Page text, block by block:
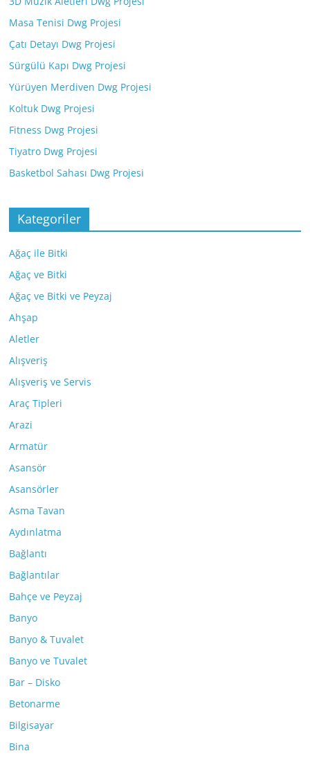
Masa Tenisi Dwg Projesi
Çatı Detayı Dwg Projesi
Sürgülü Kapı Dwg Projesi
Yürüyen Merdiven Dwg Projesi
Koltuk Dwg Projesi
Fitness Dwg Projesi
Tiyatro Dwg Projesi
Basketbol Sahası Dwg Projesi
Kategoriler
Ağaç ile Bitki
Ağaç ve Bitki
Ağaç ve Bitki ve Peyzaj
Ahşap
Aletler
Alışveriş
Alışveriş ve Servis
Araç Tipleri
Arazi
Armatür
Asansör
Asansörler
Asma Tavan
Aydınlatma
Bağlantı
Bağlantılar
Bahçe ve Peyzaj
Banyo
Banyo & Tuvalet
Banyo ve Tuvalet
Bar – Disko
Betonarme
Bilgisayar
Bina